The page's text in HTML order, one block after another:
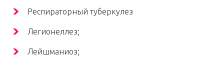
Респираторный туберкулез
Легионеллез;
Лейшманиоз;